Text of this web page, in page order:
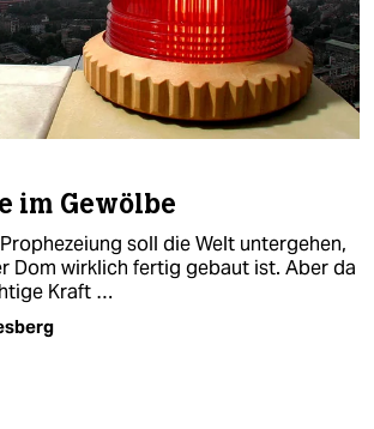
im Gewölbe
soll die Welt untergehen,
Dom wirklich fertig gebaut ist. Aber da
Kraft …